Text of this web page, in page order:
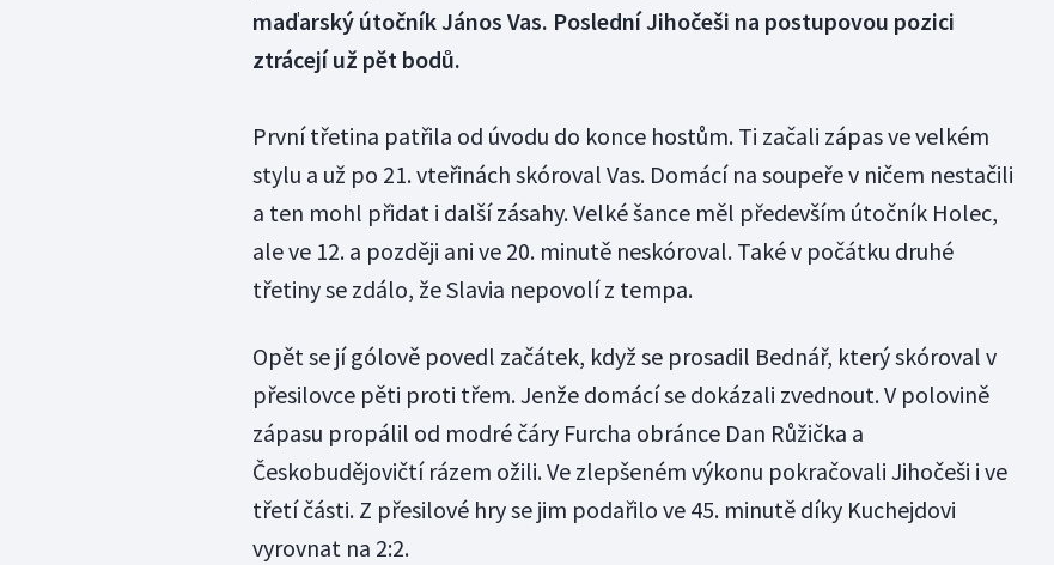
maďarský útočník János Vas. Poslední Jihočeši na postupovou pozici
ztrácejí už pět bodů.
První třetina patřila od úvodu do konce hostům. Ti začali zápas ve velkém
stylu a už po 21. vteřinách skóroval Vas. Domácí na soupeře v ničem nestačili
a ten mohl přidat i další zásahy. Velké šance měl především útočník Holec,
ale ve 12. a později ani ve 20. minutě neskóroval. Také v počátku druhé
třetiny se zdálo, že Slavia nepovolí z tempa.
Opět se jí gólově povedl začátek, když se prosadil Bednář, který skóroval v
přesilovce pěti proti třem. Jenže domácí se dokázali zvednout. V polovině
zápasu propálil od modré čáry Furcha obránce Dan Růžička a
Českobudějovičtí rázem ožili. Ve zlepšeném výkonu pokračovali Jihočeši i ve
třetí části. Z přesilové hry se jim podařilo ve 45. minutě díky Kuchejdovi
vyrovnat na 2:2.